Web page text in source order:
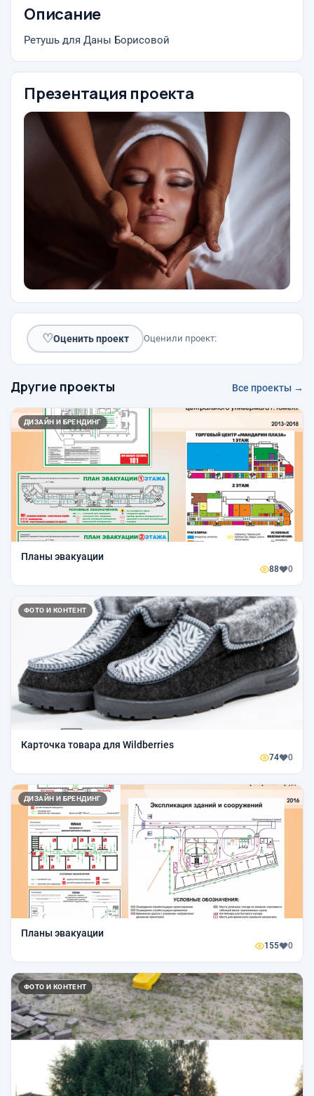
Описание
Ретушь для Даны Борисовой
Презентация проекта
♡Оценить проект Оценили проект:
Другие проекты Все проекты →
ДИЗАЙН И БРЕНДИНГ
Планы эвакуации
88 0
ФОТО И КОНТЕНТ
Карточка товара для Wildberries
74 0
ДИЗАЙН И БРЕНДИНГ
Планы эвакуации
155 0
ФОТО И КОНТЕНТ